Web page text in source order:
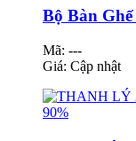
Bộ Bàn
Mã: ---
Giá: Cập nhật